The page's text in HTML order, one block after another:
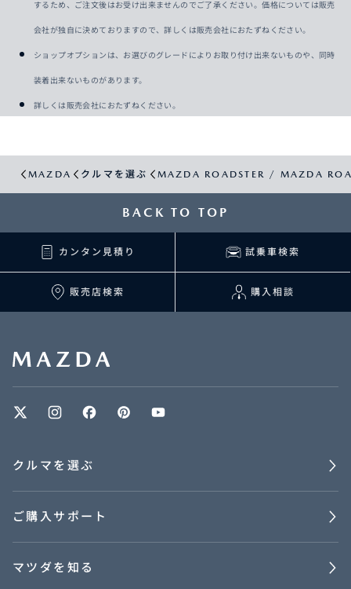
するため、ご注文後はお受け出来ませんのでご了承ください。価格については販売
会社が独自に決めておりますので、詳しくは販売会社におたずねください。
ショップオプションは、お選びのグレードによりお取り付け出来ないものや、同時
装着出来ないものがあります。
詳しくは販売会社におたずねください。
MAZDA クルマを選ぶ MAZDA ROADSTER / MAZDA
BACK TO TOP
カンタン見積り 試乗車検索
販売店検索 購入相談
クルマを選ぶ
ご購入サポート
マツダを知る